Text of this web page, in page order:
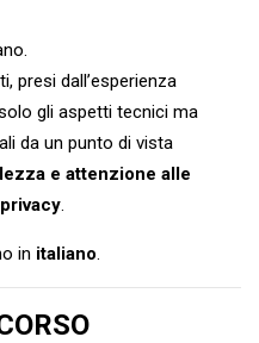
presi dall’esperienza
gli aspetti tecnici ma
da un punto di vista
e attenzione alle
.
in italiano.